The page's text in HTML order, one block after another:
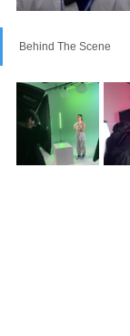
Behind The Scene